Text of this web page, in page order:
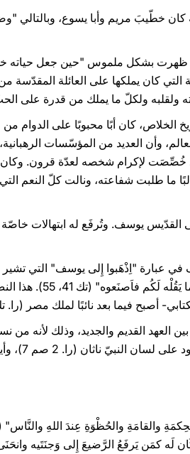
خطّيبَ مريم وأبا يسوع، وبالتالي
ظهرت بشكل ملموس "حين جعل حياته
كان يملكها على العائلة المقدّسة
ولقلبه ولكلّ ما يملك من قدرة على
كان أبًا محبوبًا على الدوام
وأن العديد من المؤسّسات
خُصِّصَت لإكرام شخصه لعدّة قرون. وكان
ما طلبت شفاعته، ونالت كلّ النعم
القدّيس يوسف. وتُرفَع له ابتهالات
عبارة "اِذْهَبوا إِلى يوسف" التي
من فرعون فيجيب:
7)، وأيضًا بصفته خطّيب مريم، عذراء الناصرة.